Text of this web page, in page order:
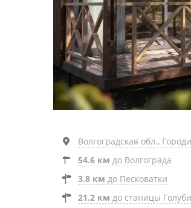
Волгоградская обл.,
54.6 км до Волгограда
3.8 км до Песковатки
21.2 км до станицы